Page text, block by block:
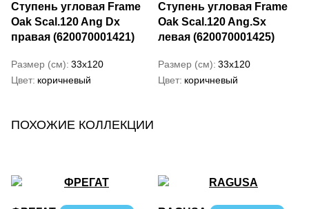
Ступень угловая Frame
Oak Scal.120 Ang Dx
правая (620070001421)
Размер (см) 33x120
Цвет коричневый
Ступень угловая Frame
Oak Scal.120 Ang.Sx
левая (620070001425)
Размер (см) 33x120
Цвет коричневый
ПОХОЖИЕ КОЛЛЕКЦИИ